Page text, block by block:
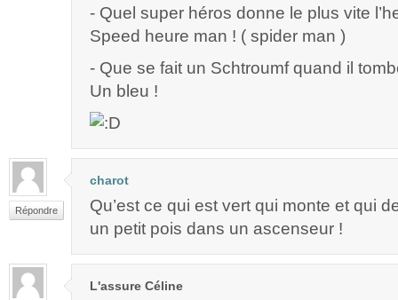
- Quel super héros donne le plus vite
Speed heure man ! ( spider man )
- Que se fait un Schtroumf quand il
Un bleu !
Répondre
charot
Qu’est ce qui est vert qui monte et qui
un petit pois dans un ascenseur !
L'assure Céline